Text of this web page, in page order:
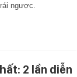
ngược.
2 lần diễn